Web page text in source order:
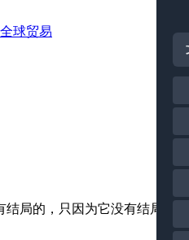
全球贸易
局的，只因为它没有结局所